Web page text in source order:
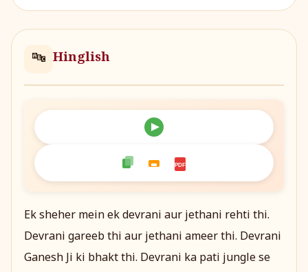
🔤 Hinglish
PDF
Ek sheher mein ek devrani aur jethani rehti thi.
Devrani gareeb thi aur jethani ameer thi. Devrani
Ganesh Ji ki bhakt thi. Devrani ka pati jungle se